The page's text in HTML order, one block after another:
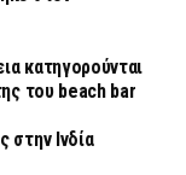
κατηγορούνται
του beach bar
στην Ινδία